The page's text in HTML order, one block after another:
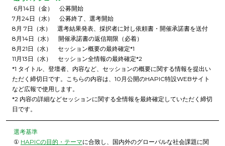
6月14日（金） 公募開始
7月24日（水） 公募終了、選考開始
8月 7日（水） 選考結果発表、採択者に対し依頼書・開催承諾書を送付
8月14日（水） 開催承諾書の返信期限（必着）
8月21日（水） セッション概要の最終確定*1
11月13日（水） セッション全情報の最終確定*2
*1 タイトル、登壇者、内容など、セッションの概要に関する情報を提出い
ただく締切日です。こちらの内容は、10月公開のHAPIC特設WEBサイト
など広報で使用します。
*2 内容の詳細などセッションに関する全情報を最終確定していただく締切
日です。
選考基準
① HAPICの目的・テーマに合致し、国内外のグローバルな社会課題に関